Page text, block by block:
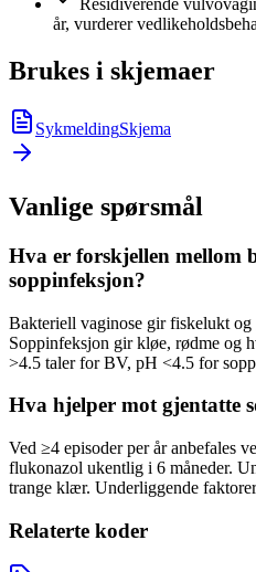
Residiverende
år, vurderer
Brukes i skjemaer
SykmeldingSkjema
Vanlige spørsmål
Hva er forskjellen mellom
soppinfeksjon?
Bakteriell vaginose gir fiskelukt
Soppinfeksjon gir kløe, rødme og
>4.5 taler for BV, pH <4.5 for
Hva hjelper mot gjentatte
Ved ≥4 episoder per år anbefales
flukonazol ukentlig i 6 måneder.
trange klær. Underliggende
Relaterte koder